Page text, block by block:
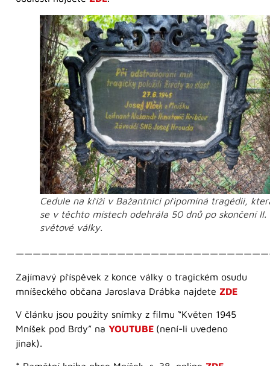
Cedule na kříži v Bažantnici připomíná tragédii,
se v těchto místech odehrála 50 dnů po skončení II.
světové války.
Zajímavý příspěvek z konce války o tragickém osudu
mníšeckého občana Jaroslava Drábka najdete ZDE
V článku jsou použity snímky z filmu “Květen 1945
Mníšek pod Brdy” na YOUTUBE (není-li uvedeno
jinak).